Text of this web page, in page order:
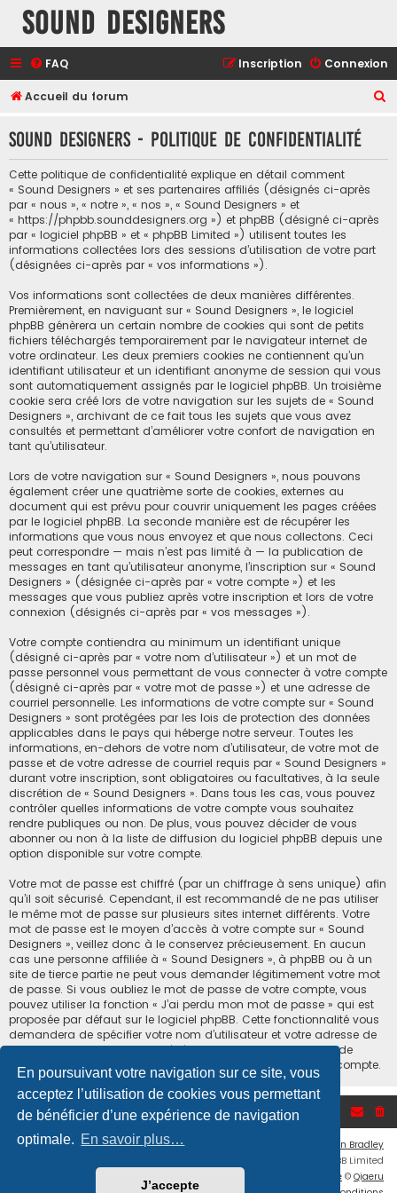
En poursuivant votre navigation sur ce site, vous
acceptez l’utilisation de cookies vous permettant
de bénéficier d’une expérience de navigation
optimale. En savoir plus…
J’accepte
Sound Designers
FAQ Connexion
Inscription
Accueil du forum
h
Sound Designers - Politique de confidentialité
Cette politique de confidentialité explique en détail comment
« Sound Designers » et ses partenaires affiliés (désignés ci-après
par « nous », « notre », « nos », « Sound Designers » et
« https://phpbb.sounddesigners.org ») et phpBB (désigné ci-après
par « logiciel phpBB » et « phpBB Limited ») utilisent toutes les
informations collectées lors des sessions d’utilisation de votre part
(désignées ci-après par « vos informations »).
Vos informations sont collectées de deux manières différentes.
Premièrement, en naviguant sur « Sound Designers », le logiciel
phpBB génèrera un certain nombre de cookies qui sont de petits
fichiers téléchargés temporairement par le navigateur internet de
votre ordinateur. Les deux premiers cookies ne contiennent qu’un
identifiant utilisateur et un identifiant anonyme de session qui vous
sont automatiquement assignés par le logiciel phpBB. Un troisième
cookie sera créé lors de votre navigation sur les sujets de « Sound
Designers », archivant de ce fait tous les sujets que vous avez
consultés et permettant d’améliorer votre confort de navigation en
tant qu’utilisateur.
Lors de votre navigation sur « Sound Designers », nous pouvons
également créer une quatrième sorte de cookies, externes au
document qui est prévu pour couvrir uniquement les pages créées
par le logiciel phpBB. La seconde manière est de récupérer les
informations que vous nous envoyez et que nous collectons. Ceci
peut correspondre — mais n’est pas limité à — la publication de
messages en tant qu’utilisateur anonyme, l’inscription sur « Sound
Designers » (désignée ci-après par « votre compte ») et les
messages que vous publiez après votre inscription et lors de votre
connexion (désignés ci-après par « vos messages »).
Votre compte contiendra au minimum un identifiant unique
(désigné ci-après par « votre nom d’utilisateur ») et un mot de
passe personnel vous permettant de vous connecter à votre compte
(désigné ci-après par « votre mot de passe ») et une adresse de
courriel personnelle. Les informations de votre compte sur « Sound
Designers » sont protégées par les lois de protection des données
applicables dans le pays qui héberge notre serveur. Toutes les
informations, en-dehors de votre nom d’utilisateur, de votre mot de
passe et de votre adresse de courriel requis par « Sound Designers »
durant votre inscription, sont obligatoires ou facultatives, à la seule
discrétion de « Sound Designers ». Dans tous les cas, vous pouvez
contrôler quelles informations de votre compte vous souhaitez
rendre publiques ou non. De plus, vous pouvez décider de vous
abonner ou non à la liste de diffusion du logiciel phpBB depuis une
option disponible sur votre compte.
Votre mot de passe est chiffré (par un chiffrage à sens unique) afin
qu’il soit sécurisé. Cependant, il est recommandé de ne pas utiliser
le même mot de passe sur plusieurs sites internet différents. Votre
mot de passe est le moyen d’accès à votre compte sur « Sound
Designers », veillez donc à le conservez précieusement. En aucun
cas une personne affiliée à « Sound Designers », à phpBB ou à un
site de tierce partie ne peut vous demander légitimement votre mot
de passe. Si vous oubliez le mot de passe de votre compte, vous
pouvez utiliser la fonction « J’ai perdu mon mot de passe » qui est
proposée par défaut sur le logiciel phpBB. Cette fonctionnalité vous
demandera de spécifier votre nom d’utilisateur et votre adresse de
courriel et le logiciel phpBB générera alors un nouveau mot de
passe afin que vous puissiez reprendre le contrôle de votre compte.
Accueil du forum
Ian Bradley
® Forum Software © phpBB Limited
Traduction française officielle © Qiaeru